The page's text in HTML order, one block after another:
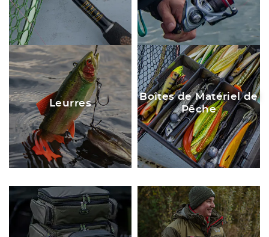
Leurres
Boîtes de Matériel de
Pêche